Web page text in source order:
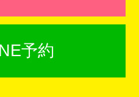
予約